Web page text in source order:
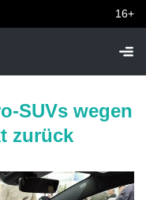
16+
SUVs wegen
zurück